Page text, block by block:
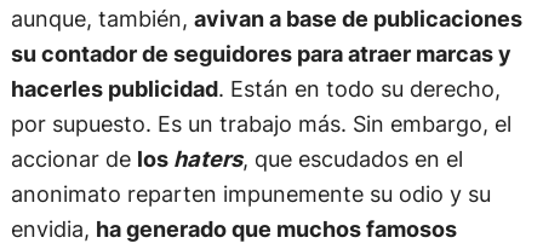
aunque, también, avivan a base de publicaciones
su contador de seguidores para atraer marcas y
hacerles publicidad. Están en todo su derecho,
por supuesto. Es un trabajo más. Sin embargo, el
accionar de los haters, que escudados en el
anonimato reparten impunemente su odio y su
envidia, ha generado que muchos famosos